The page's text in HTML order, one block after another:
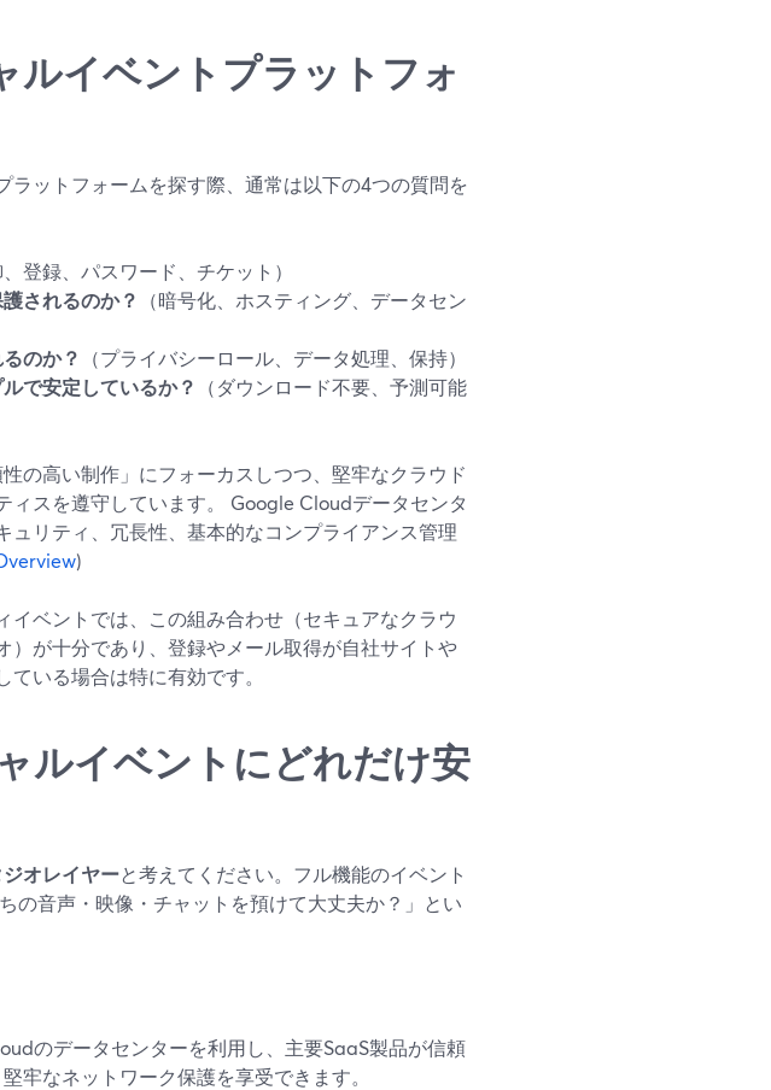
ルイベントプラットフォ
ットフォームを探す際、通常は以下の4つの質問を
、登録、パスワード、チケット）
されるのか？
（暗号化、ホスティング、データセン
のか？
（プライバシーロール、データ処理、保持）
で安定しているか？
（ダウンロード不要、予測可能
の高い制作」にフォーカスしつつ、堅牢なクラウド
ィスを遵守しています。 Google Cloudデータセンタ
リティ、冗長性、基本的なコンプライアンス管理
)
ベントでは、この組み合わせ（セキュアなクラウ
）が十分であり、登録やメール取得が自社サイトや
いる場合は特に有効です。
ルイベントにどれだけ安
ジオレイヤーと考えてください。フル機能のイベント
の音声・映像・チャットを預けて大丈夫か？」とい
のデータセンターを利用し、主要SaaS製品が信頼
牢なネットワーク保護を享受できます。